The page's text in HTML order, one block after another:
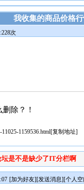
我收集的商品价格
次
除？！
1159536.html[复制地址]
坛是不是缺少了IT分栏啊
[加为好友][发送消息][个人